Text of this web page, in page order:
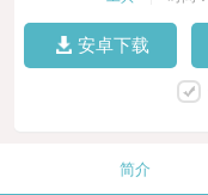
安卓下载
简介